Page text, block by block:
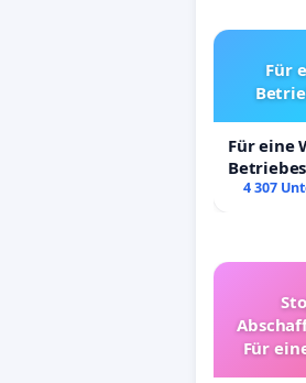
Für
Für eine
4 307
Für